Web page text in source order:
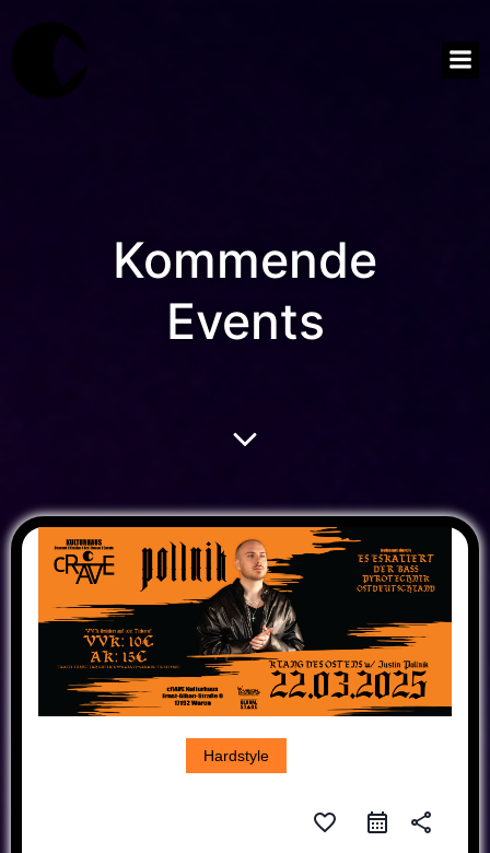
Kommende
Events
Hardstyle
favorite_border share